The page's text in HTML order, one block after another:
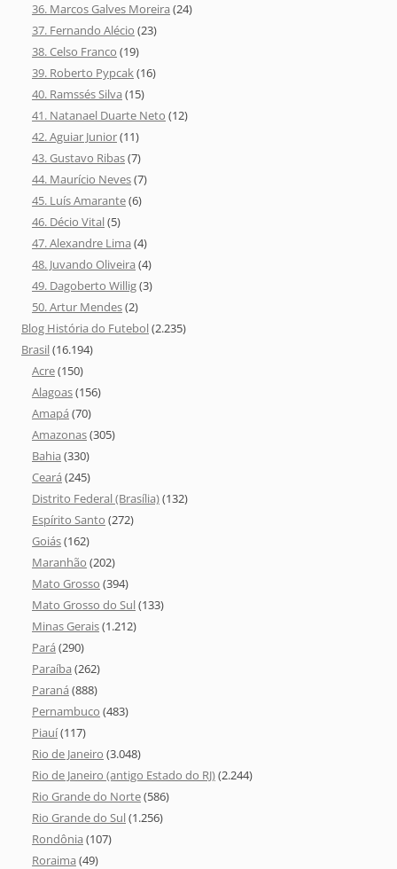
36. Marcos Galves Moreira (24)
37. Fernando Alécio (23)
38. Celso Franco (19)
39. Roberto Pypcak(16)
40. Ramssés Silva (15)
41. Natanael Duarte Neto (12)
42. Aguiar Junior(11)
43. Gustavo Ribas(7)
44. Maurício Neves(7)
45. Luís Amarante(6)
46. Décio Vital(5)
47. Alexandre Lima (4)
48. Juvando Oliveira (4)
49. Dagoberto Willig(3)
50. Artur Mendes(2)
Blog História do Futebol(2.235)
Brasil(16.194)
Acre(150)
Alagoas(156)
Amapá (70)
Amazonas(305)
Bahia (330)
Ceará (245)
Distrito Federal (Brasília)(132)
Espírito Santo (272)
Goiás(162)
Maranhão (202)
Mato Grosso (394)
Mato Grosso do Sul(133)
Minas Gerais(1.212)
Pará (290)
Paraíba (262)
Paraná (888)
Pernambuco (483)
Piauí(117)
Rio de Janeiro (3.048)
Rio de Janeiro (antigo Estado do RJ)(2.244)
Rio Grande do Norte(586)
Rio Grande do Sul(1.256)
Rondônia (107)
Roraima (49)